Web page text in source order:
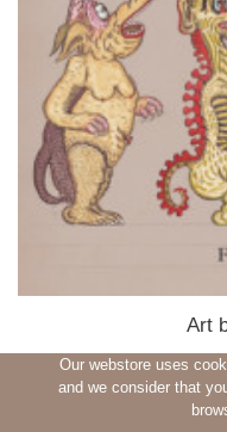
Our webstore uses
and we consider that
Art